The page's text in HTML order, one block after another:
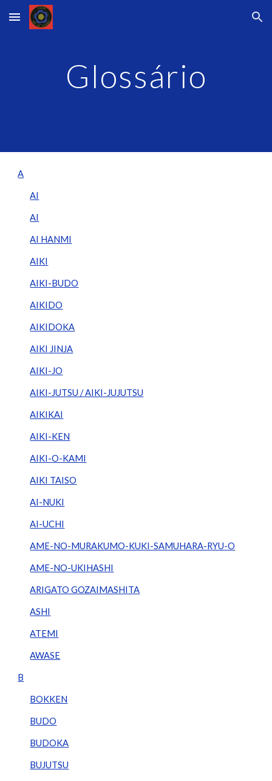
Skip to main content Skip to navigation
Glossário
A
AI
AI
AI HANMI
AIKI
AIKI-BUDO
AIKIDO
AIKIDOKA
AIKI JINJA
AIKI-JO
AIKI-JUTSU / AIKI-JUJUTSU
AIKIKAI
AIKI-KEN
AIKI-O-KAMI
AIKI TAISO
AI-NUKI
AI-UCHI
AME-NO-MURAKUMO-KUKI-SAMUHARA-RYU-O
AME-NO-UKIHASHI
ARIGATO GOZAIMASHITA
ASHI
ATEMI
AWASE
B
BOKKEN
BUDO
BUDOKA
BUJUTSU